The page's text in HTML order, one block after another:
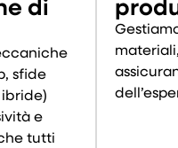
sfide
e
tutti